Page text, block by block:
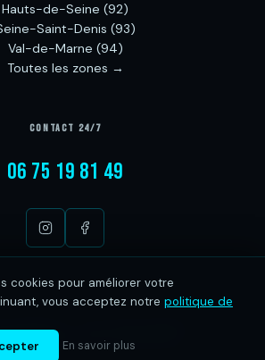
Hauts-de-Seine (92)
Saint-Denis (93)
Val-de-Marne (94)
Toutes les zones →
CONTACT 24/7
06 75 19 81 49
— Tous droits réservés
· Politique de confidentialité
cookies pour améliorer votre
vous acceptez notre politique de
En savoir plus